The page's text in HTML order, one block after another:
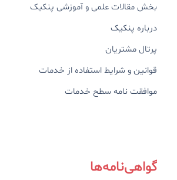
بخش مقالات علمی و آموزشی پنکیک
درباره پنکیک
پرتال مشتریان
قوانین و شرایط استفاده از خدمات
موافقت نامه سطح خدمات
گواهی‌نامه‌ها